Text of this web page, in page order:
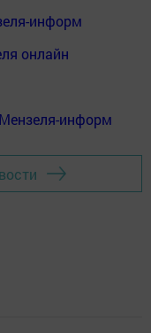
информ
онлайн
информ